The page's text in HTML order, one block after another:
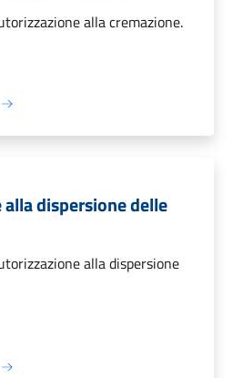
alla cremazione.
dispersione delle
alla dispersione